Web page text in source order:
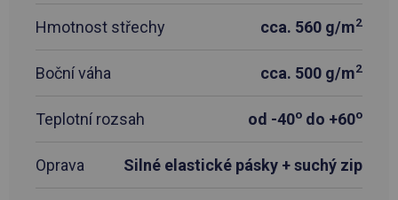
Hmotnost střechy cca. 560 g/m2
Boční váha cca. 500 g/m2
Teplotní rozsah od -40o do +60o
Oprava Silné elastické pásky + suchý zip